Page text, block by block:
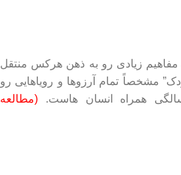
زیادی رو به ذهن هرکس منتقل
مشخصاً تمام آرزوها و رویاهایی رو
(مطالعه